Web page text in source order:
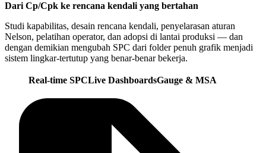
Dari Cp/Cpk ke rencana kendali yang bertahan
Studi kapabilitas, desain rencana kendali, penyelarasan aturan
Nelson, pelatihan operator, dan adopsi di lantai produksi — dan
dengan demikian mengubah SPC dari folder penuh grafik menjadi
sistem lingkar-tertutup yang benar-benar bekerja.
Real-time SPCLive DashboardsGauge & MSA